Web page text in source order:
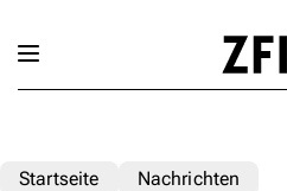
Startseite Nachrichten